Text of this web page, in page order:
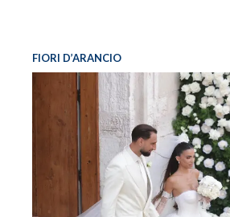
FIORI D’ARANCIO